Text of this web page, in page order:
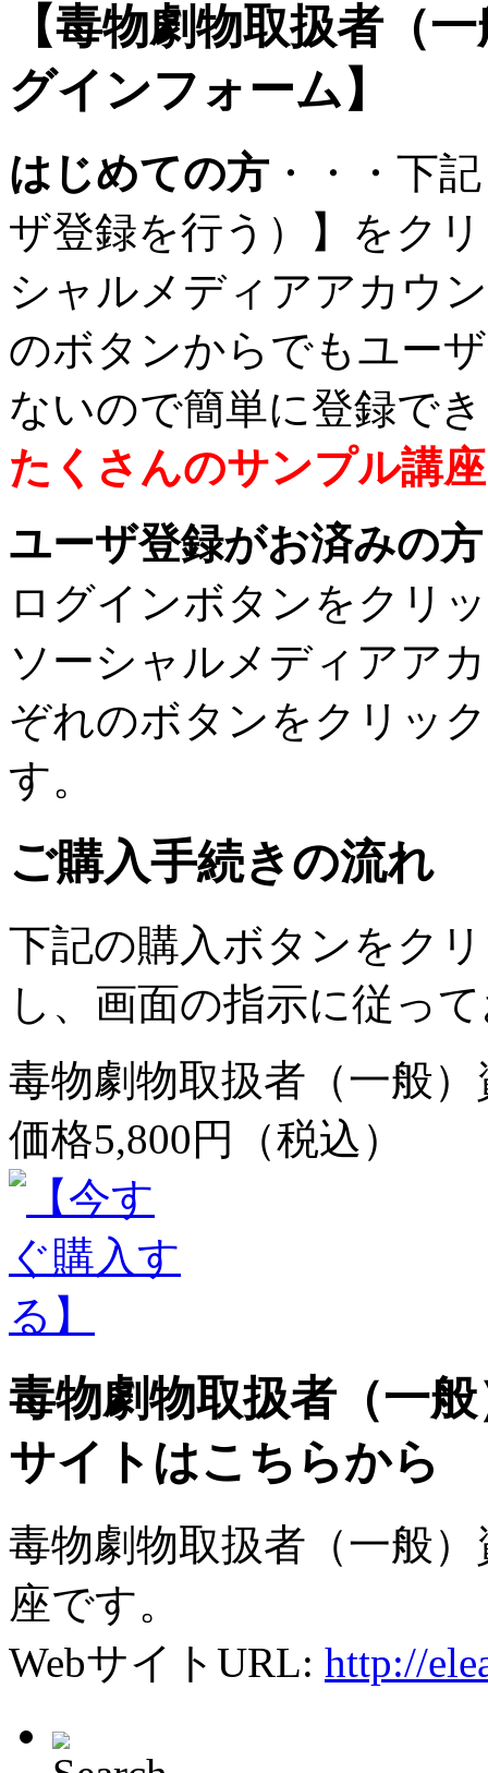
【毒物劇物取扱者（
グインフォーム】
はじめての方 ・・・下
ザ登録を行う）】をク
シャルメディアアカウ
のボタンからでもユー
ないので簡単に登録で
たくさんのサンプル講
ユーザ登録がお済みの方
ログインボタンをクリ
ソーシャルメディアア
ぞれのボタンをクリッ
す。
ご購入手続きの流れ
下記の購入ボタンをク
し、画面の指示に従っ
毒物劇物取扱者（一般
価格5,800円（税込）
毒物劇物取扱者（一
サイトはこちらから
毒物劇物取扱者（一般
座です。
WebサイトURL: http://